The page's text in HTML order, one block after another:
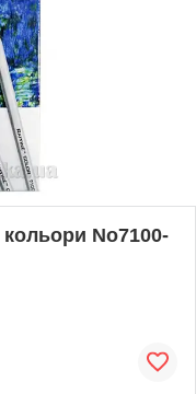
кольори No7100-